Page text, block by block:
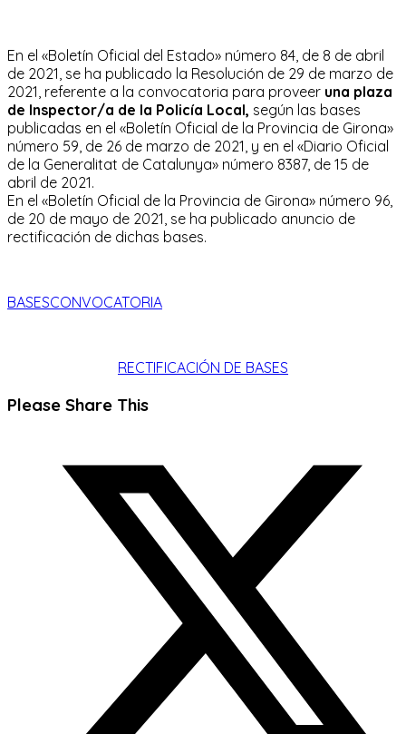
En el «Boletín Oficial del Estado» número 84, de 8 de abril
de 2021, se ha publicado la Resolución de 29 de marzo de
2021, referente a la convocatoria para proveer una plaza
de Inspector/a de la Policía Local, según las bases
publicadas en el «Boletín Oficial de la Provincia de Girona»
número 59, de 26 de marzo de 2021, y en el «Diario Oficial
de la Generalitat de Catalunya» número 8387, de 15 de
abril de 2021.
En el «Boletín Oficial de la Provincia de Girona» número 96,
de 20 de mayo de 2021, se ha publicado anuncio de
rectificación de dichas bases.
BASESCONVOCATORIA
RECTIFICACIÓN DE BASES
Please Share ThisCompartir